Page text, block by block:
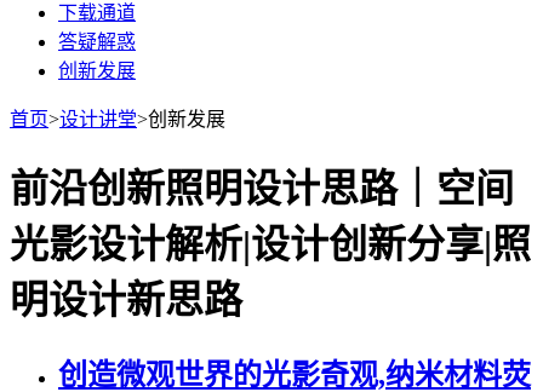
下载通道
答疑解惑
创新发展
首页>设计讲堂>创新发展
前沿创新照明设计思路｜空间
光影设计解析|设计创新分享|照
明设计新思路
创造微观世界的光影奇观,纳米材料荧